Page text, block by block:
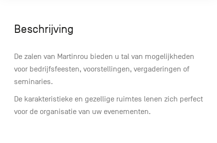
Beschrijving
De zalen van Martinrou bieden u tal van mogelijkheden
voor bedrijfsfeesten, voorstellingen, vergaderingen of
seminaries.
De karakteristieke en gezellige ruimtes lenen zich perfect
voor de organisatie van uw evenementen.